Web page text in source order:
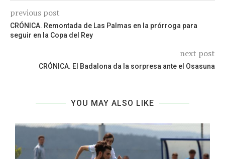
previous post
CRÓNICA. Remontada de Las Palmas en la prórroga para
seguir en la Copa del Rey
next post
CRÓNICA. El Badalona da la sorpresa ante el Osasuna
YOU MAY ALSO LIKE